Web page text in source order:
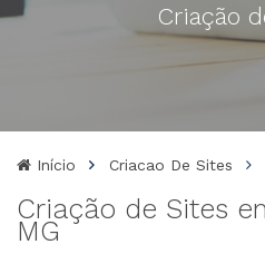
Criação
Início Criacao De Sites
Criação de Sites
MG